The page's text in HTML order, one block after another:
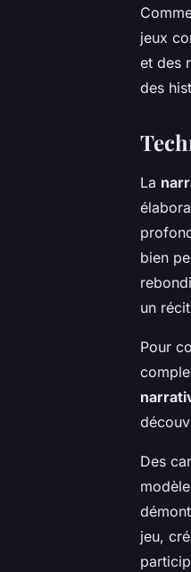
jeux
et des
des
La
bien
un
Pour
Des
jeu,